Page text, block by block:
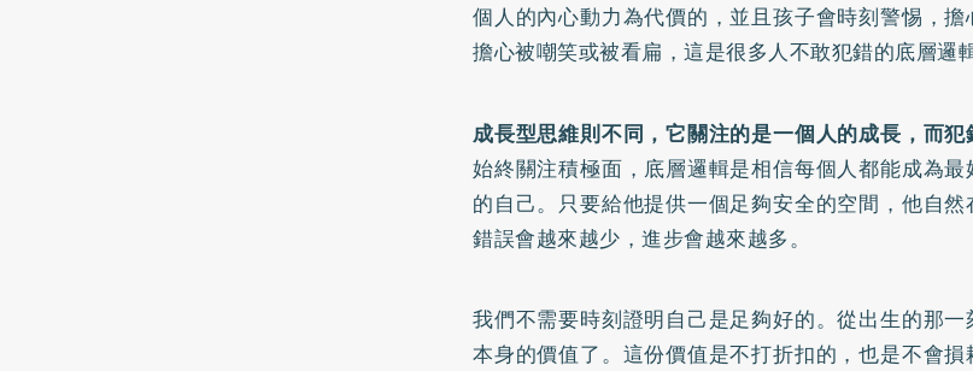
個人的內心動力為代價的，並且孩子會時刻警惕，擔
擔心被嘲笑或被看扁，這是很多人不敢犯錯的底層邏輯
成長型思維則不同，它關注的是一個人的成長，而犯
始終關注積極面，底層邏輯是相信每個人都能成為
的自己。只要給他提供一個足夠安全的空間，他自然
錯誤會越來越少，進步會越來越多。
我們不需要時刻證明自己是足夠好的。從出生的那
本身的價值了。這份價值是不打折扣的，也是不會